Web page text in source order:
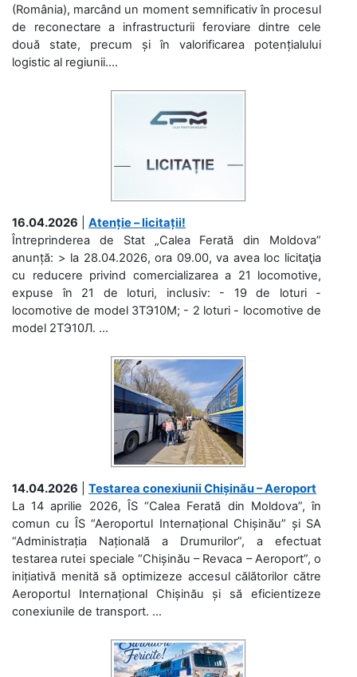
(România), marcând un moment semnificativ în procesul
de reconectare a infrastructurii feroviare dintre cele
două state, precum și în valorificarea potențialului
logistic al regiunii....
16.04.2026
Atenție – licitații!
Întreprinderea de Stat „Calea Ferată din Moldova”
anunță: > la 28.04.2026, ora 09.00, va avea loc licitaţia
cu reducere privind comercializarea a 21 locomotive,
expuse în 21 de loturi, inclusiv: - 19 de loturi -
locomotive de model 3ТЭ10М; - 2 loturi - locomotive de
model 2ТЭ10Л. ...
14.04.2026
Testarea conexiunii Chișinău – Aeroport
La 14 aprilie 2026, ÎS “Calea Ferată din Moldova”, în
comun cu ÎS “Aeroportul Internațional Chișinău” și SA
“Administrația Națională a Drumurilor”, a efectuat
testarea rutei speciale “Chișinău – Revaca – Aeroport”, o
inițiativă menită să optimizeze accesul călătorilor către
Aeroportul Internațional Chișinău și să eficientizeze
conexiunile de transport. ...